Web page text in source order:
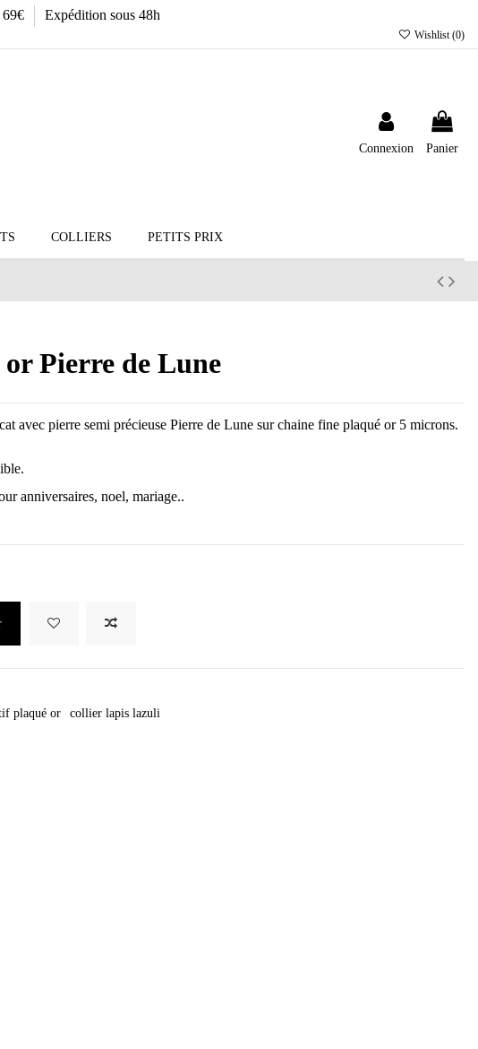
Expédition sous 48h
Wishlist (0)
Connexion Panier
COLLIERS PETITS PRIX
Pierre de Lune
avec pierre semi précieuse Pierre de Lune sur chaine fine plaqué or 5 microns.
anniversaires, noel, mariage..
plaqué or collier lapis lazuli